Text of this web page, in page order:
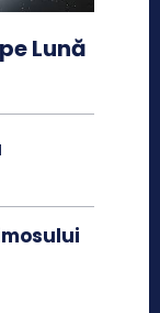
Lună